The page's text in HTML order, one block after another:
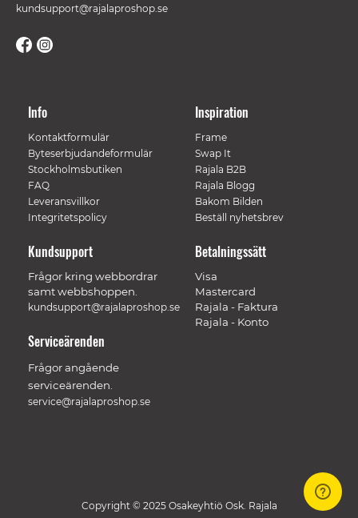
kundsupport@rajalaproshop.se
Info
Kontaktformulär
Byteserbjudandeformulär
Stockholmsbutiken
FAQ
Leveransvillkor
Integritetspolicy
Inspiration
Frame
Swap It
Rajala B2B
Rajala Blogg
Bakom Bilden
Beställ nyhetsbrev
Betalningssätt
Visa
Mastercard
Rajala - Faktura
Rajala - Konto
Kundsupport
Frågor kring webbordrar
samt webbshoppen.
kundsupport@rajalaproshop.se
Serviceärenden
Frågor angående
serviceärenden.
service@rajalaproshop.se
Copyright © 2025 Osakeyhtiö Osk. Rajala